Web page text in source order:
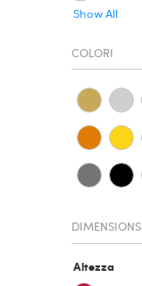
Show All
COLORI
DIMENSIONS
Altezza